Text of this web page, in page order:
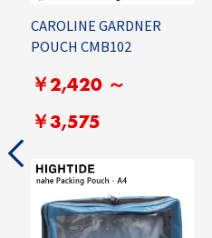
CAROLINE GARDNER
POUCH CMB102
￥2,420 ～
￥3,575